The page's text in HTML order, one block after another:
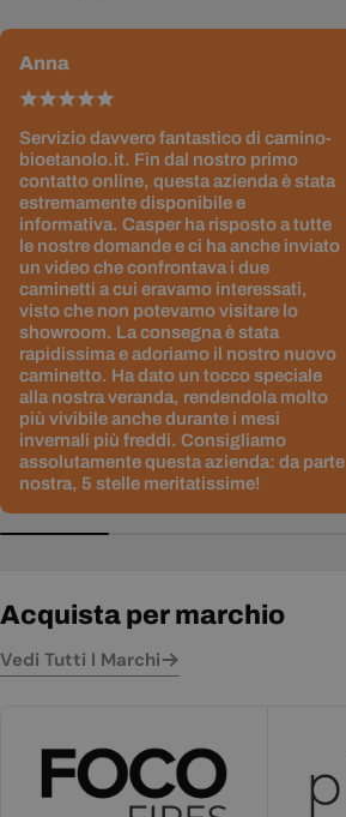
Anna
Servizio davvero fantastico di camino-
bioetanolo.it. Fin dal nostro primo
contatto online, questa azienda è stata
estremamente disponibile e
informativa. Casper ha risposto a tutte
le nostre domande e ci ha anche inviato
un video che confrontava i due
caminetti a cui eravamo interessati,
visto che non potevamo visitare lo
showroom. La consegna è stata
rapidissima e adoriamo il nostro nuovo
caminetto. Ha dato un tocco speciale
alla nostra veranda, rendendola molto
più vivibile anche durante i mesi
invernali più freddi. Consigliamo
assolutamente questa azienda: da parte
nostra, 5 stelle meritatissime!
Acquista per marchio
Vedi Tutti I Marchi